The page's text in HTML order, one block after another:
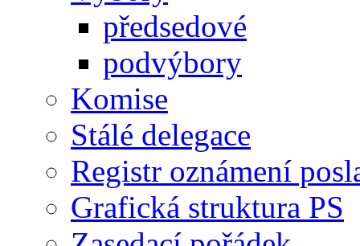
předsedové
podvýbory
Komise
Stálé delegace
Registr oznámení
Grafická struktura PS